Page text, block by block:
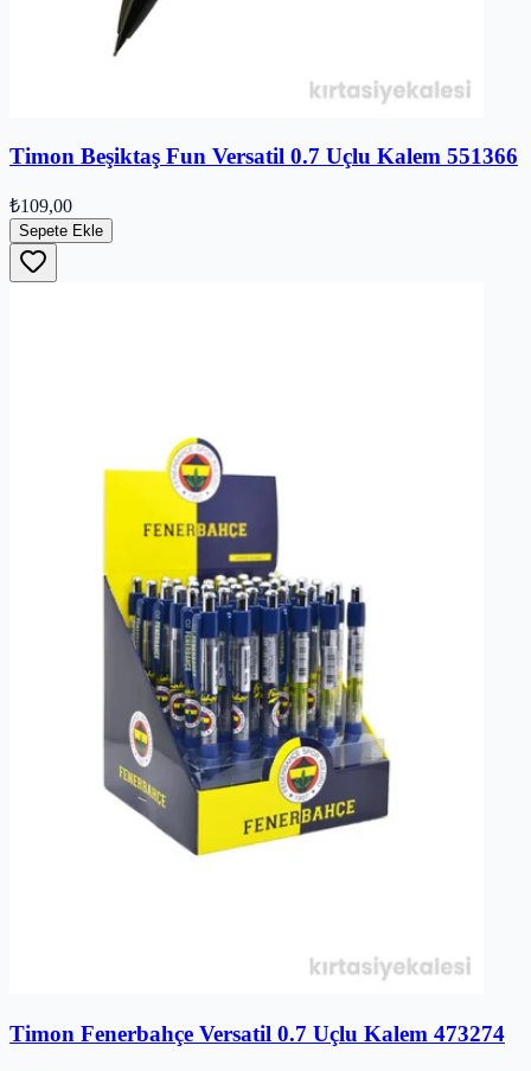
Timon Beşiktaş Fun Versatil 0.7 Uçlu Kalem 551366
₺109,00
Sepete Ekle
Timon Fenerbahçe Versatil 0.7 Uçlu Kalem 473274